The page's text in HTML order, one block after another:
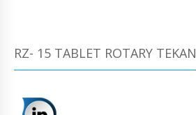
RZ- 15 TABLET ROTARY TEKAN